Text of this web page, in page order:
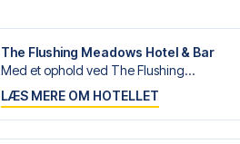
The Flushing Meadows Hotel & Bar
Med et ophold ved The Flushing...
LÆS MERE OM HOTELLET